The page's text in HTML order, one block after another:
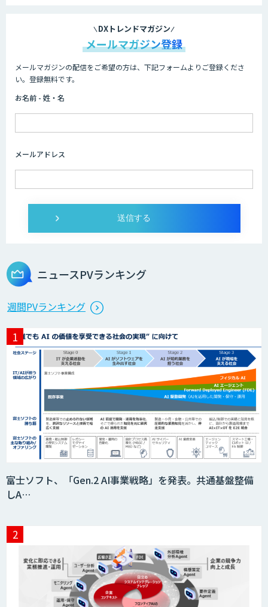
ト」
Drug Discovery AI Factory
KIBIT Amanogawa
AI 受託開発・導入支援
AIカメラ「GAUDi EYE」
【現場に特化したAI】映像解析・画像解
析総合ソリューション
安全品質AIソリューション
AIモデル開発
DXトレンドマガジン
メールマガジン登録
メールマガジンの配信をご希望の方は、下記フォームよりご登録くださ
い。登録無料です。
お名前 - 姓・名
メールアドレス
ニュースPVランキング
週間PVランキング
富士ソフト、「Gen.2 AI事業戦略」を発表。共通基盤整備
しA…